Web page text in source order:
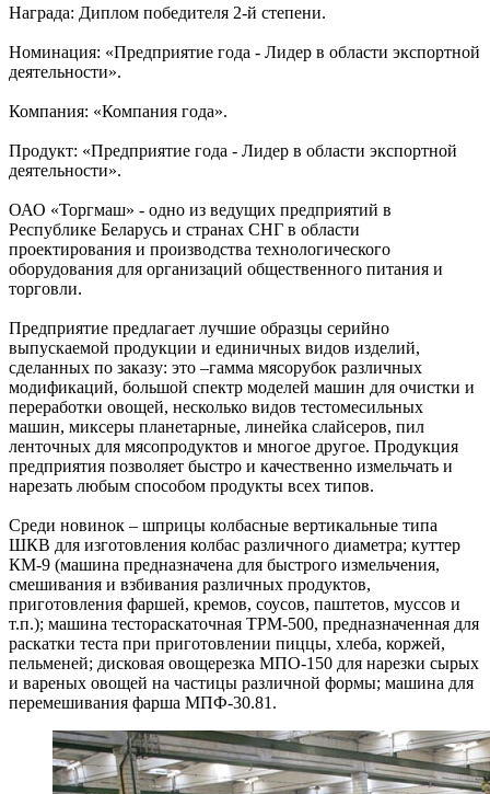
Награда: Диплом победителя 2-й степени.
Номинация: «Предприятие года - Лидер в области экспортной
деятельности».
Компания: «Компания года».
Продукт: «Предприятие года - Лидер в области экспортной
деятельности».
ОАО «Торгмаш» - одно из ведущих предприятий в
Республике Беларусь и странах СНГ в области
проектирования и производства технологического
оборудования для организаций общественного питания и
торговли.
Предприятие предлагает лучшие образцы серийно
выпускаемой продукции и единичных видов изделий,
сделанных по заказу: это –гамма мясорубок различных
модификаций, большой спектр моделей машин для очистки и
переработки овощей, несколько видов тестомесильных
машин, миксеры планетарные, линейка слайсеров, пил
ленточных для мясопродуктов и многое другое. Продукция
предприятия позволяет быстро и качественно измельчать и
нарезать любым способом продукты всех типов.
Среди новинок – шприцы колбасные вертикальные типа
ШКВ для изготовления колбас различного диаметра; куттер
КМ-9 (машина предназначена для быстрого измельчения,
смешивания и взбивания различных продуктов,
приготовления фаршей, кремов, соусов, паштетов, муссов и
т.п.); машина тестораскаточная ТРМ-500, предназначенная для
раскатки теста при приготовлении пиццы, хлеба, коржей,
пельменей; дисковая овощерезка МПО-150 для нарезки сырых
и вареных овощей на частицы различной формы; машина для
перемешивания фарша МПФ-30.81.